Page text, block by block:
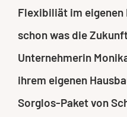
Flexibiliät im eigenen
schon was die
Unternehmerin
ihrem eigenen
Sorglos-Paket von